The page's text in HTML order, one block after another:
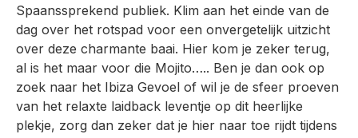
Spaanssprekend publiek. Klim aan het einde van de
dag over het rotspad voor een onvergetelijk uitzicht
over deze charmante baai. Hier kom je zeker terug,
al is het maar voor die Mojito….. Ben je dan ook op
zoek naar het Ibiza Gevoel of wil je de sfeer proeven
van het relaxte laidback leventje op dit heerlijke
plekje, zorg dan zeker dat je hier naar toe rijdt tijdens